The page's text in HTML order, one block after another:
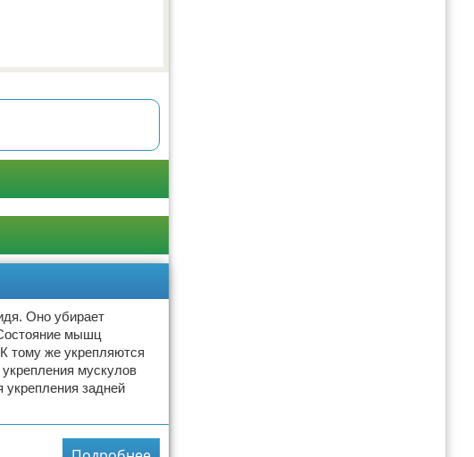
Оно убирает
мышц
тому же укрепляются
мускулов
задней